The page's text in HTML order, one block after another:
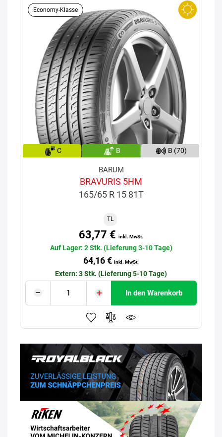
Economy-Klasse
C B B (70)
BARUM
BRAVURIS 5HM
165/65 R 15 81T
TL
63,77 € inkl. MwSt.
Auf Lager: 2 Stk. (Lieferung 3-10 Tage)
64,16 € inkl. MwSt.
Extern: 3 Stk. (Lieferung 5-10 Tage)
In den Warenkorb